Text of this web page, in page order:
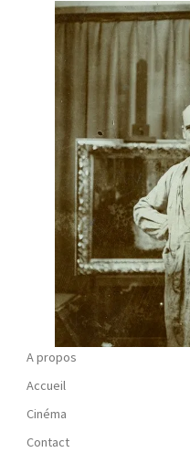
A propos
Accueil
Cinéma
Contact